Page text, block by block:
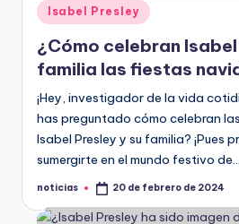
Publicado
en
Isabel Presley
¿Cómo celebran Isabel
familia las fiestas
¡Hey, investigador de la vida
has preguntado cómo celebran
Isabel Presley y su familia? ¡Pues
sumergirte en el mundo festivo de…
Publicado
noticias 20 de febrero de 2024